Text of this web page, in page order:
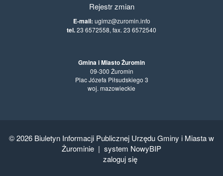
Rejestr zmian
E-mail: ugimz@zuromin.info
tel.23 6572558, fax. 23 6572540
Gmina i Miasto Żuromin
09-300 Żuromin
Plac Józefa Piłsudskiego 3
woj. mazowieckie
© 2026 Biuletyn Informacji Publicznej Urzędu Gminy i Miasta w
Żurominie | system NowyBIP
zaloguj się